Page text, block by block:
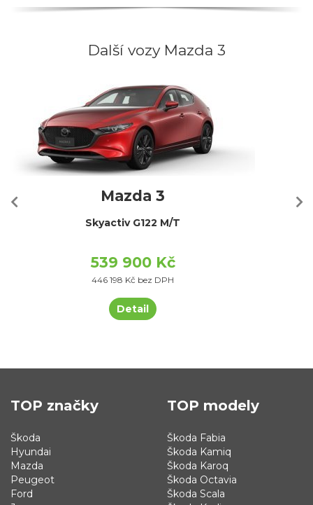
Další vozy Mazda 3
Mazda 3
Skyactiv G122 M/T
539 900 Kč
446 198 Kč bez DPH
Detail
TOP značky
Škoda
Hyundai
Mazda
Peugeot
Ford
TOP modely
Škoda Fabia
Škoda Kamiq
Škoda Karoq
Škoda Octavia
Škoda Scala